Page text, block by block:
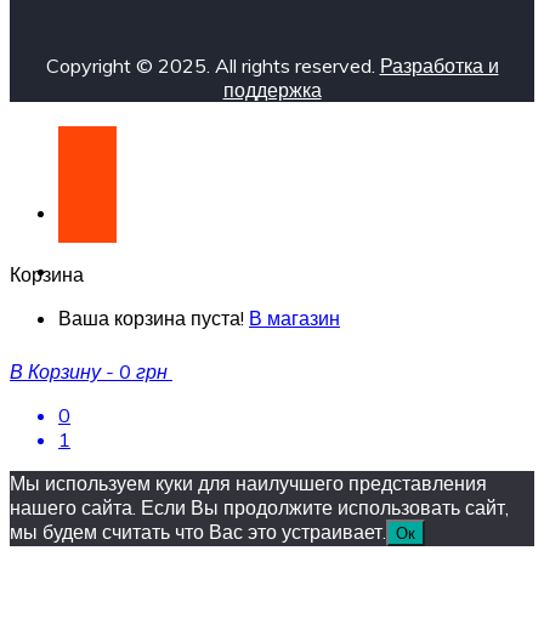
Copyright © 2025. All rights reserved. Разработка и
поддержка
Корзина
Ваша корзина пуста! В магазин
В Корзину - 0 грн
0
1
Мы используем куки для наилучшего представления
нашего сайта. Если Вы продолжите использовать сайт,
мы будем считать что Вас это устраивает.
Ок